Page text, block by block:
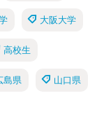
大阪大学
高校生
島県 山口県